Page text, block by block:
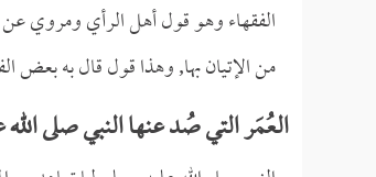
الفقهاء وهو قول أهل الرأي ومروي عن
من الإتيان بها, وهذا قول قال به بعض
العُمَر التي صُد عنها النبي صلى